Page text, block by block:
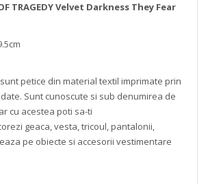
TRAGEDY Velvet Darkness They Fear
petice din material textil imprimate prin
Sunt cunoscute si sub denumirea de
cu acestea poti sa-ti
geaca, vesta, tricoul, pantalonii,
pe obiecte si accesorii vestimentare